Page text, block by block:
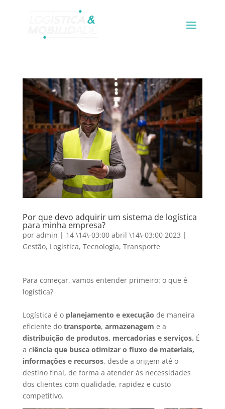
Por que devo adquirir um sistema de logística
para minha empresa?
por admin | 14 \14\-03:00 abril \14\-03:00 2023 |
Gestão, Logística, Tecnologia, Transporte
Para começar, vamos entender primeiro: o que é
logística?
Logística é o planejamento e execução de maneira
eficiente do transporte, armazenagem e a
distribuição de produtos, mercadorias e serviços. É
a ciência que busca otimizar o fluxo de materiais,
informações e recursos, desde a origem até o
destino final, de forma a atender às necessidades
dos clientes com qualidade, rapidez e custo
competitivo.